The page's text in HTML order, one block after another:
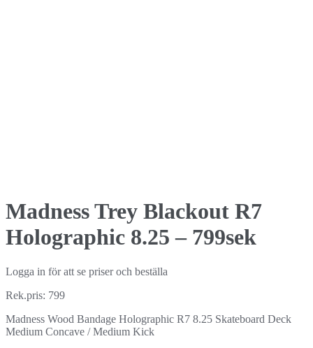
Madness Trey Blackout R7
Holographic 8.25 – 799sek
Logga in för att se priser och beställa
Rek.pris: 799
Madness Wood Bandage Holographic R7 8.25 Skateboard Deck
Medium Concave / Medium Kick